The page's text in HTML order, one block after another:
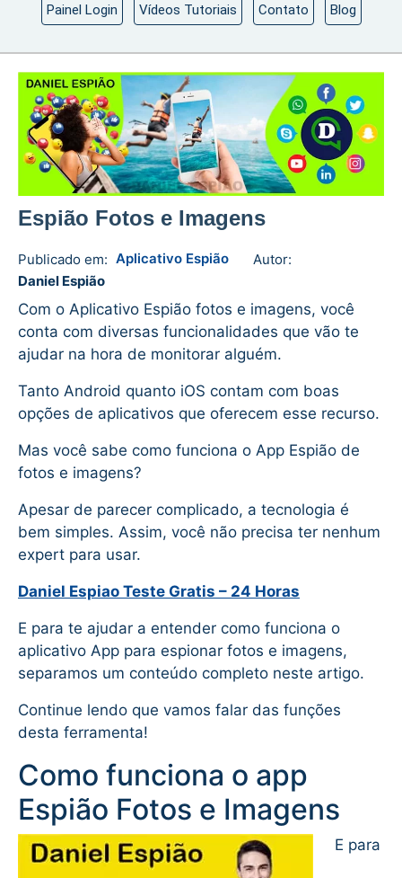
Painel Login Vídeos Tutoriais Contato Blog
Espião Fotos e Imagens
Publicado em: Aplicativo Espião
Autor:
Daniel Espião
Daniel
No
Com o Aplicativo Espião fotos e imagens, você
conta com diversas funcionalidades que vão te
ajudar na hora de monitorar alguém.
Tanto Android quanto iOS contam com boas
opções de aplicativos que oferecem esse recurso.
Mas você sabe como funciona o App Espião de
fotos e imagens?
Apesar de parecer complicado, a tecnologia é
bem simples. Assim, você não precisa ter nenhum
expert para usar.
Daniel Espiao Teste Gratis – 24 Horas
E para te ajudar a entender como funciona o
aplicativo App para espionar fotos e imagens,
separamos um conteúdo completo neste artigo.
Continue lendo que vamos falar das funções
desta ferramenta!
Como funciona o app
Espião Fotos e Imagens
E para